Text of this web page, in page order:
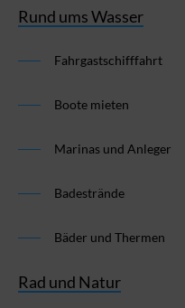
Rund ums Wasser
Fahrgastschifffahrt
Boote mieten
Marinas und Anleger
Badestrände
Bäder und Thermen
Rad und Natur